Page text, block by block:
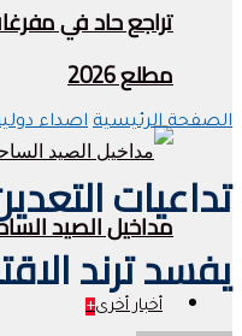
تراجع حاد في
مطلع 2026
مداخيل الصيد الساحلي
أخبار أخرى+
الصفحة الرئيسية اصداء
تداعيات
يفسد ترند